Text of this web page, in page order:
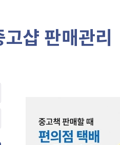
고샵 판매관리